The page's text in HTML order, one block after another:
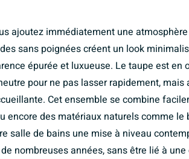
ajoutez immédiatement une
sans poignées créent un look
épurée et luxueuse. Le taupe est en
pour ne pas lasser rapidement, mais
Cet ensemble se combine
encore des matériaux naturels comme
salle de bains une mise à niveau
nombreuses années, sans être lié à